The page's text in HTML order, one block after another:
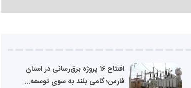
افتتاح ۱۶ پروژه برق‌رسانی در استان
فارس؛ گامی بلند به سوی توسعه...